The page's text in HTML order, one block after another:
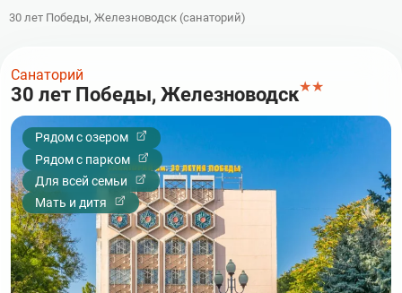
30 лет Победы, Железноводск (санаторий)
Санаторий
30 лет Победы, Железноводск★★
Рядом с озером
Рядом с парком
Для всей семьи
Мать и дитя